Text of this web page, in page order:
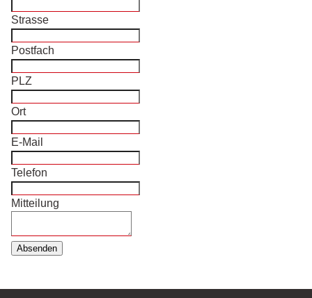
Strasse
Postfach
PLZ
Ort
E-Mail
Telefon
Mitteilung
Absenden